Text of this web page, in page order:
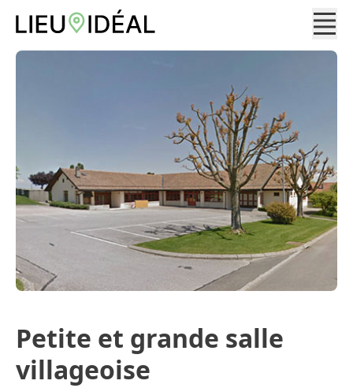
Petite et grande salle
villageoise